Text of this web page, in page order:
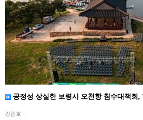
공정성 상실한 보령시 오천항 침수대책회
김준호